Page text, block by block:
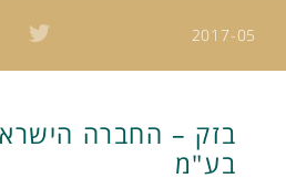
2017-05
בזק – החברה
בע"מ